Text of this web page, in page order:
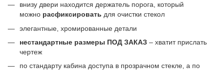
внизу двери находится держатель порога, который
можно расфиксировать для очистки стекол
элегантные, хромированные детали
нестандартные размеры ПОД ЗАКАЗ – хватит прислать
чертеж
по стандарту кабина доступа в прозрачном стекле, а по